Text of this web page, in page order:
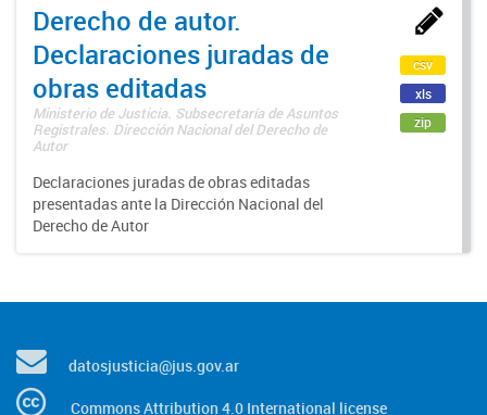
Derecho de autor.
Declaraciones juradas de
obras editadas
Ministerio de Justicia. Subsecretaría de Asuntos
Registrales. Dirección Nacional del Derecho de
Autor
Declaraciones juradas de obras editadas
presentadas ante la Dirección Nacional del
Derecho de Autor
csv
xls
zip
datosjusticia@jus.gov.ar
Commons Attribution 4.0 International license